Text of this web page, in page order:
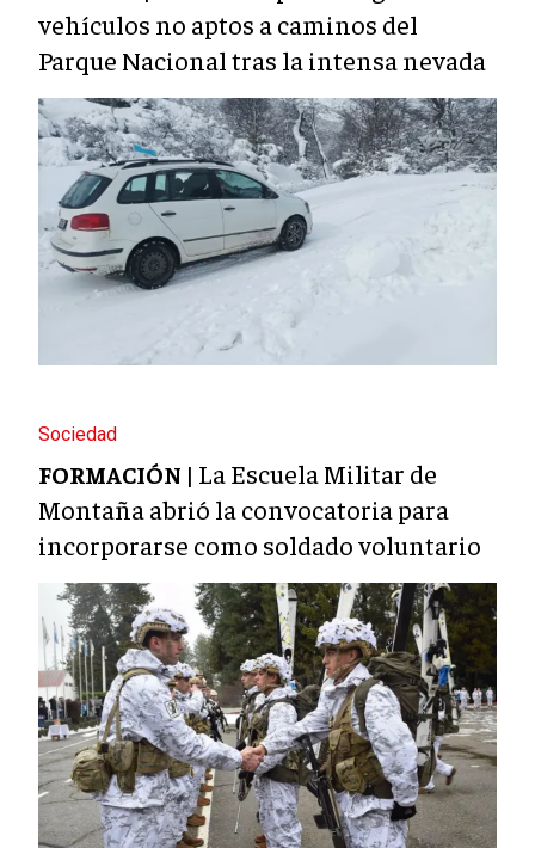
vehículos no aptos a caminos del
Parque Nacional tras la intensa nevada
Sociedad
FORMACIÓN | La Escuela Militar de
Montaña abrió la convocatoria para
incorporarse como soldado voluntario